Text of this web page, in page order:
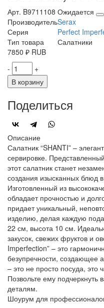
Арт. B9711108 Ожидается
ПроизводительSerax
Серия
Perfect
Тип товара
Салатники
7850 ₽ RUB
-
+
В корзину
Поделиться
Описание
Салатник “SHANTI” –
сервировке.
этот салатник станет
создания изысканных блюд
Изготовленный из
обладает прочностью и
придает уникальный,
изделию, делая каждую
22 см, высота 10 см.
закусок, свежих фруктов и
Imperfection” – это
безупречности, создающее
– это не просто посуда, это
Позвольте ему подчеркнуть
деталям.
Шоурум для